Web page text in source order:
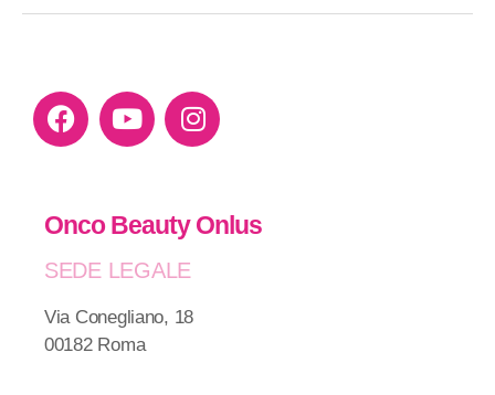
Onco Beauty Onlus
SEDE LEGALE
Via Conegliano, 18
00182 Roma